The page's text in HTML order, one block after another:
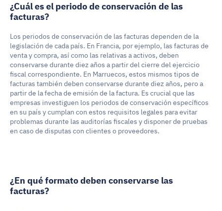
¿Cuál es el periodo de conservación de las
facturas?
Los periodos de conservación de las facturas dependen de la
legislación de cada país. En Francia, por ejemplo, las facturas de
venta y compra, así como las relativas a activos, deben
conservarse durante diez años a partir del cierre del ejercicio
fiscal correspondiente. En Marruecos, estos mismos tipos de
facturas también deben conservarse durante diez años, pero a
partir de la fecha de emisión de la factura. Es crucial que las
empresas investiguen los periodos de conservación específicos
en su país y cumplan con estos requisitos legales para evitar
problemas durante las auditorías fiscales y disponer de pruebas
en caso de disputas con clientes o proveedores.
¿En qué formato deben conservarse las
facturas?